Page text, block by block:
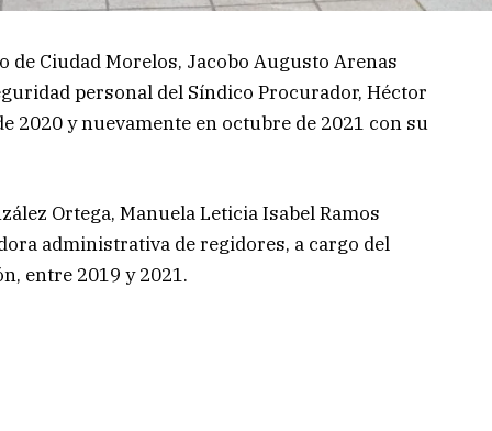
de Ciudad Morelos, Jacobo Augusto Arenas
personal del Síndico Procurador, Héctor
2020 y nuevamente en octubre de 2021 con su
Ortega, Manuela Leticia Isabel Ramos
administrativa de regidores, a cargo del
entre 2019 y 2021.